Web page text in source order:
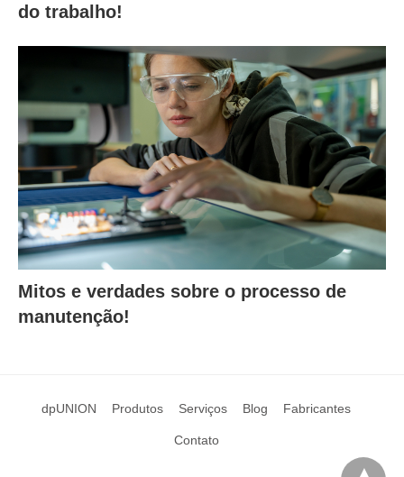
do trabalho!
Mitos e verdades sobre o processo de
manutenção!
dpUNION Produtos Serviços Blog Fabricantes
Contato